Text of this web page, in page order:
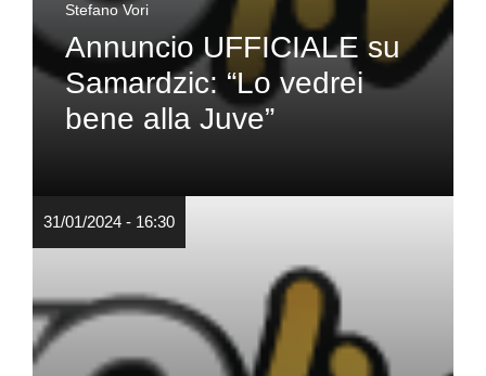
Stefano Vori
Annuncio UFFICIALE su
Samardzic: “Lo vedrei
bene alla Juve”
31/01/2024 - 16:30